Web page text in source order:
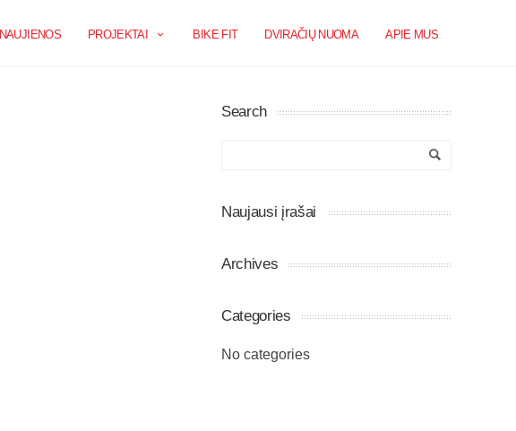
NAUJIENOS PROJEKTAI BIKE FIT DVIRAČIŲ NUOMA APIE MUS
Search
Naujausi įrašai
Archives
Categories
No categories